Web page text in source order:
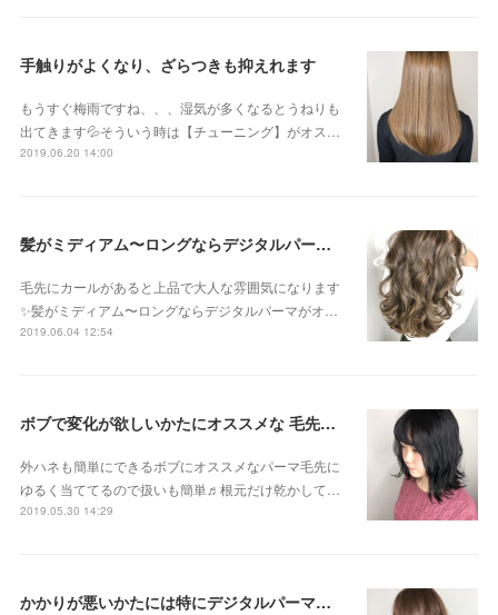
手触りがよくなり、ざらつきも抑えれます
もうすぐ梅雨ですね、、、湿気が多くなるとうねりも
出てきます💦そういう時は【チューニング】がオス…
2019.06.20 14:00
髪がミディアム〜ロングならデジタルパーマがオススメです！！
毛先にカールがあると上品で大人な雰囲気になります
✨髪がミディアム〜ロングならデジタルパーマがオ…
2019.06.04 12:54
ボブで変化が欲しいかたにオススメな 毛先パーマ
外ハネも簡単にできるボブにオススメなパーマ毛先に
ゆるく当ててるので扱いも簡単♬根元だけ乾かして…
2019.05.30 14:29
かかりが悪いかたには特にデジタルパーマがオススメです！